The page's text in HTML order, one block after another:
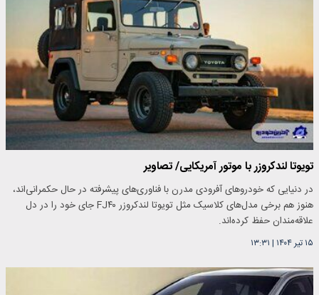
تویوتا لندکروزر با موتور آمریکایی/ تصاویر
در دنیایی که خودروهای آفرودی مدرن با فناوری‌های پیشرفته در حال حکمرانی‌اند،
هنوز هم برخی مدل‌های کلاسیک مثل تویوتا لندکروزر FJ۴۰ جای خود را در دل
علاقه‌مندان حفظ کرده‌اند.
۱۵ تیر ۱۴۰۴ | ۱۳:۳۱